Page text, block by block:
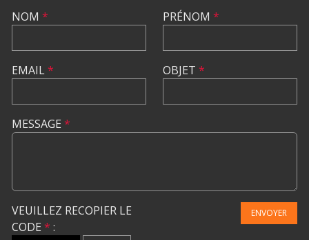
NOM *
EMAIL*
PRÉNOM *
OBJET *
MESSAGE *
VEUILLEZ RECOPIER LE
CODE * :
ENVOYER